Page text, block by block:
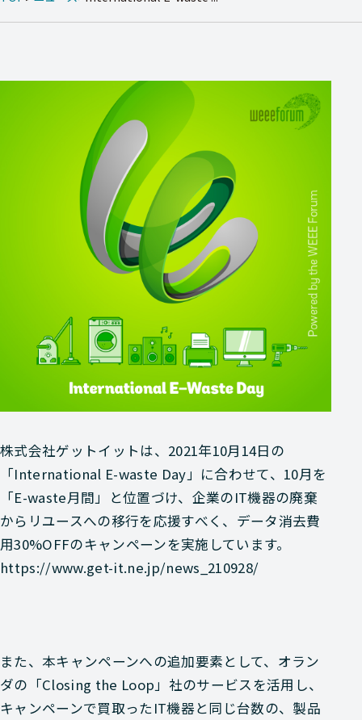
株式会社ゲットイットは、2021年10月14日の
「International E-waste Day」に合わせて、10月を
「E-waste月間」と位置づけ、企業のIT機器の廃棄
からリユースへの移行を応援すべく、データ消去費
用30%OFFのキャンペーンを実施しています。
https://www.get-it.ne.jp/news_210928/
また、本キャンペーンへの追加要素として、オラン
ダの「Closing the Loop」社のサービスを活用し、
キャンペーンで買取ったIT機器と同じ台数の、製品